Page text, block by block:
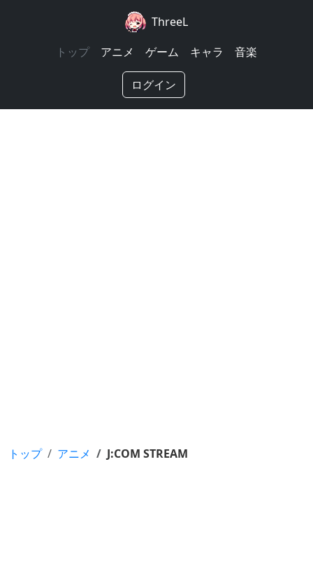
ThreeL
トップ
アニメ ゲーム キャラ 音楽
ログイン
トップ アニメ J:COM STREAM